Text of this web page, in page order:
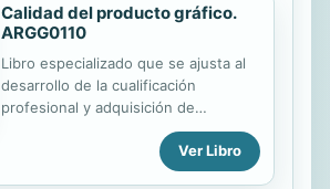
Calidad del producto gráfico.
ARGG0110
Libro especializado que se ajusta al
desarrollo de la cualificación
profesional y adquisición de
certificados de profesionalidad.
Manual imprescindible para la
formación y la capacitación, que se
Ver Libro